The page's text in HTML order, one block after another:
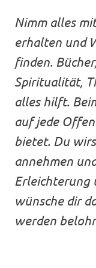
Nimm alles
erhalten und
finden.
Spiritualität,
alles hilft.
auf jede
bietet. Du
annehmen
Erleichterung
wünsche dir
werden